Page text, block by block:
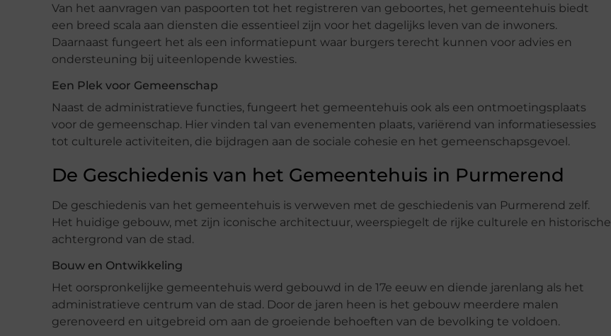
Van het aanvragen van paspoorten tot het registreren van geboortes, het gemeentehuis biedt
een breed scala aan diensten die essentieel zijn voor het dagelijks leven van de inwoners.
Daarnaast fungeert het als een informatiepunt waar burgers terecht kunnen voor advies en
ondersteuning bij uiteenlopende kwesties.
Een Plek voor Gemeenschap
Naast de administratieve functies, fungeert het gemeentehuis ook als een ontmoetingsplaats
voor de gemeenschap. Hier vinden tal van evenementen plaats, variërend van informatiesessies
tot culturele activiteiten, die bijdragen aan de sociale cohesie en het gemeenschapsgevoel.
De Geschiedenis van het Gemeentehuis in Purmerend
De geschiedenis van het gemeentehuis is verweven met de geschiedenis van Purmerend zelf.
Het huidige gebouw, met zijn iconische architectuur, weerspiegelt de rijke culturele en historische
achtergrond van de stad.
Bouw en Ontwikkeling
Het oorspronkelijke gemeentehuis werd gebouwd in de 17e eeuw en diende jarenlang als het
administratieve centrum van de stad. Door de jaren heen is het gebouw meerdere malen
gerenoveerd en uitgebreid om aan de groeiende behoeften van de bevolking te voldoen.